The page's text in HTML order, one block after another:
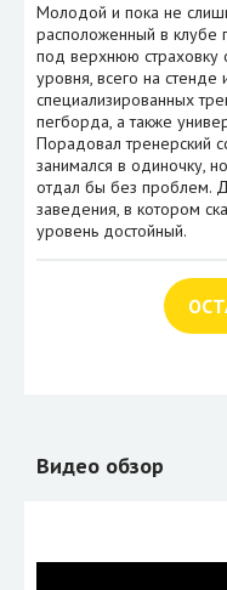
Молодой и пока не
расположенный в клубе
под верхнюю страховку
уровня, всего на стенде
специализированных
пегборда, а также
Порадовал тренерский
занимался в одиночку,
отдал бы без проблем.
заведения, в котором
уровень достойный.
Видео обзор